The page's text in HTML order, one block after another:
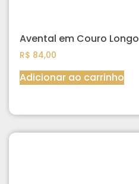
Avental em Couro Longo
R$ 84,00
Adicionar ao carrinho